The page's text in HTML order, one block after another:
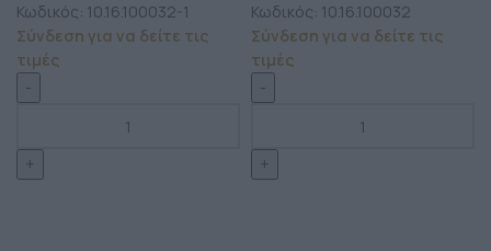
Κωδικός: 10.16.100032-1
Σύνδεση για να δείτε τις
τιμές
Κωδικός: 10.16.100032
Σύνδεση για να δείτε τις
τιμές